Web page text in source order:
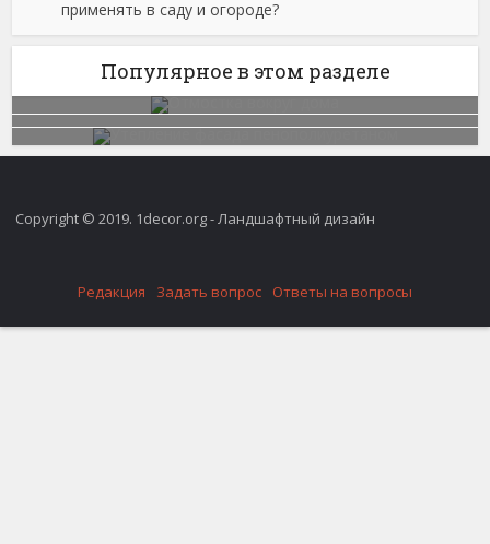
применять в саду и огороде?
Популярное в этом разделе
Copyright © 2019. 1decor.org - Ландшафтный дизайн
Редакция Задать вопрос Ответы на вопросы